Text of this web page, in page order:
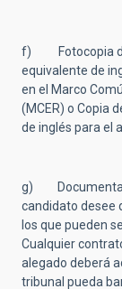
f) Fotocopia del
equivalente de
en el Marco
(MCER) o Copia
de inglés para el
g)
candidato desee
los que pueden
Cualquier
alegado deberá
tribunal pueda